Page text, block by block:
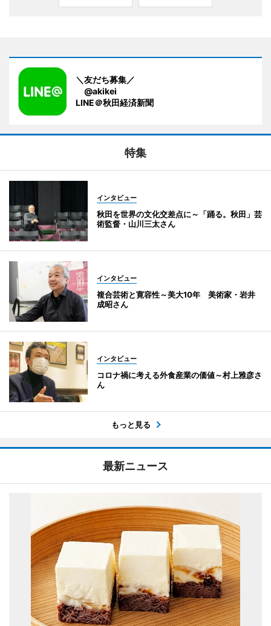
＼友だち募集／
@akikei
LINE＠秋田経済新聞
特集
インタビュー
秋田を世界の文化交差点に～「踊る。秋田」芸
術監督・山川三太さん
インタビュー
複合芸術と寛容性～美大10年 美術家・岩井
成昭さん
インタビュー
コロナ禍に考える外食産業の価値～村上雅彦さ
ん
もっと見る
最新ニュース